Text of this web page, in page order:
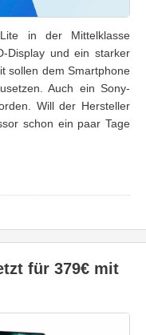
in der Mittelklasse
Display und ein starker
sollen dem Smartphone
Auch ein Sony-
Will der Hersteller
schon ein paar Tage
für 379€ mit